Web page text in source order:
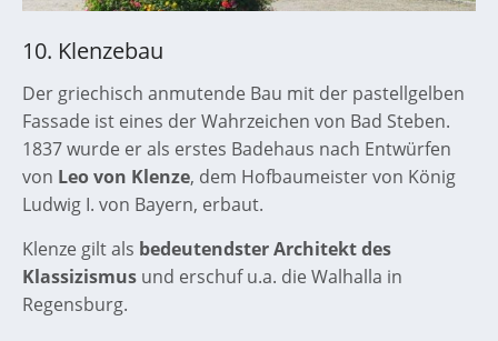
10. Klenzebau
Der griechisch anmutende Bau mit der pastellgelben
Fassade ist eines der Wahrzeichen von Bad Steben.
1837 wurde er als erstes Badehaus nach Entwürfen
von Leo von Klenze, dem Hofbaumeister von König
Ludwig I. von Bayern, erbaut.
Klenze gilt als bedeutendster Architekt des
Klassizismus und erschuf u.a. die Walhalla in
Regensburg.